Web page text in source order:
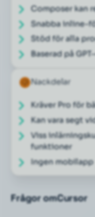
Composer kan
Snabba inline-
Stöd för alla
Baserad på
Nackdelar
Kräver Pro för
Kan vara segt
Viss
funktioner
Ingen mobilapp
Frågor omCursor